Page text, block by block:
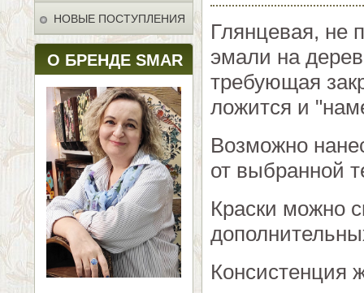
НОВЫЕ ПОСТУПЛЕНИЯ
О БРЕНДЕ SMAR
Глянцевая, не
эмали на
требующая
ложится и
Возможно
от выбранной
Краски можно
Консистенция